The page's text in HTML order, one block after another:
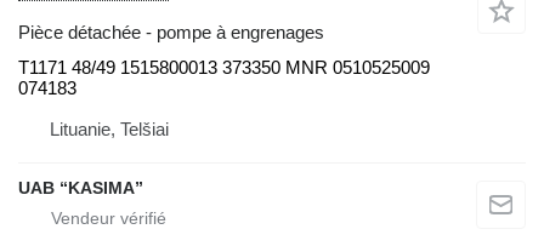
Pièce détachée - pompe à engrenages
T1171 48/49 1515800013 373350 MNR 0510525009
074183
Lituanie, Telšiai
UAB “KASIMA”